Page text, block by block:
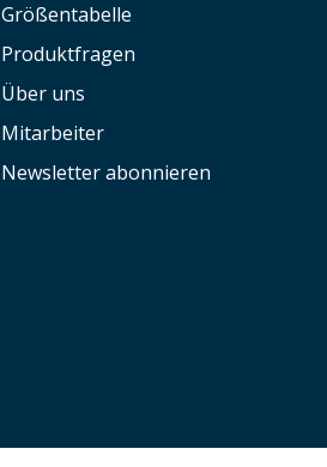
Größentabelle
Produktfragen
Über uns
Mitarbeiter
Newsletter abonnieren